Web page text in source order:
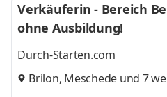
Verkäuferin - Bereich
ohne Ausbildung!
Durch-Starten.com
Brilon, Meschede und 7